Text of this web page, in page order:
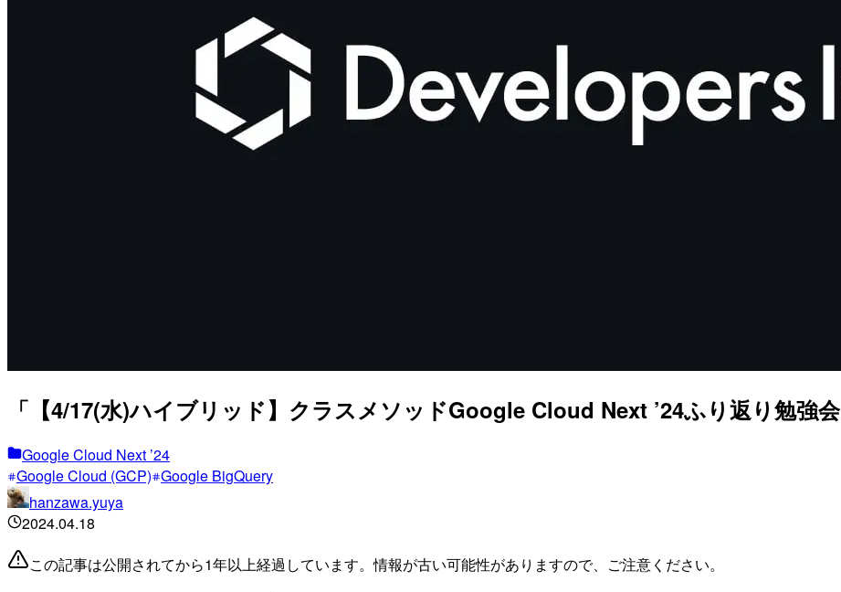
「【4/17(水)ハイブリッド】クラスメソッドGoogle Cloud Next ’24ふり返り勉強
Google Cloud Next ’24
Google Cloud (GCP) Google BigQuery
hanzawa.yuya
2024.04.18
この記事は公開されてから1年以上経過しています。情報が古い可能性がありますので、ご注意ください。